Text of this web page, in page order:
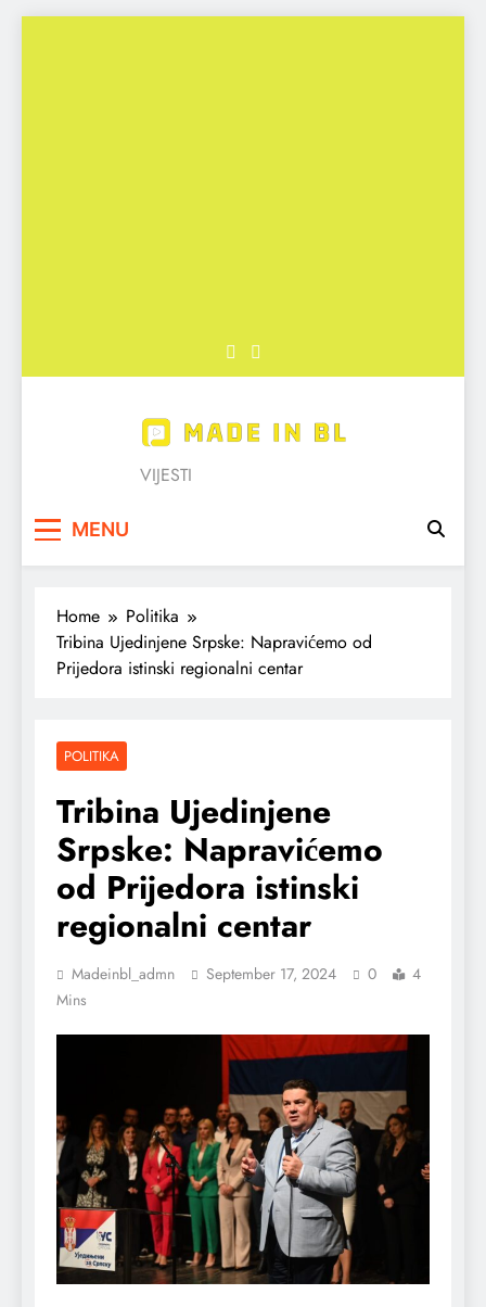
Made in BL
VIJESTI
MENU
Home
Politika
Tribina Ujedinjene Srpske: Napravićemo od
Prijedora istinski regionalni centar
POLITIKA
Tribina Ujedinjene
Srpske: Napravićemo
od Prijedora istinski
regionalni centar
Madeinbl_admn September 17, 2024 0
4
Mins